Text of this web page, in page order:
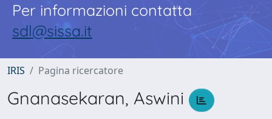
Per informazioni contatta
sdl@sissa.it
IRIS Pagina ricercatore
Gnanasekaran, Aswini